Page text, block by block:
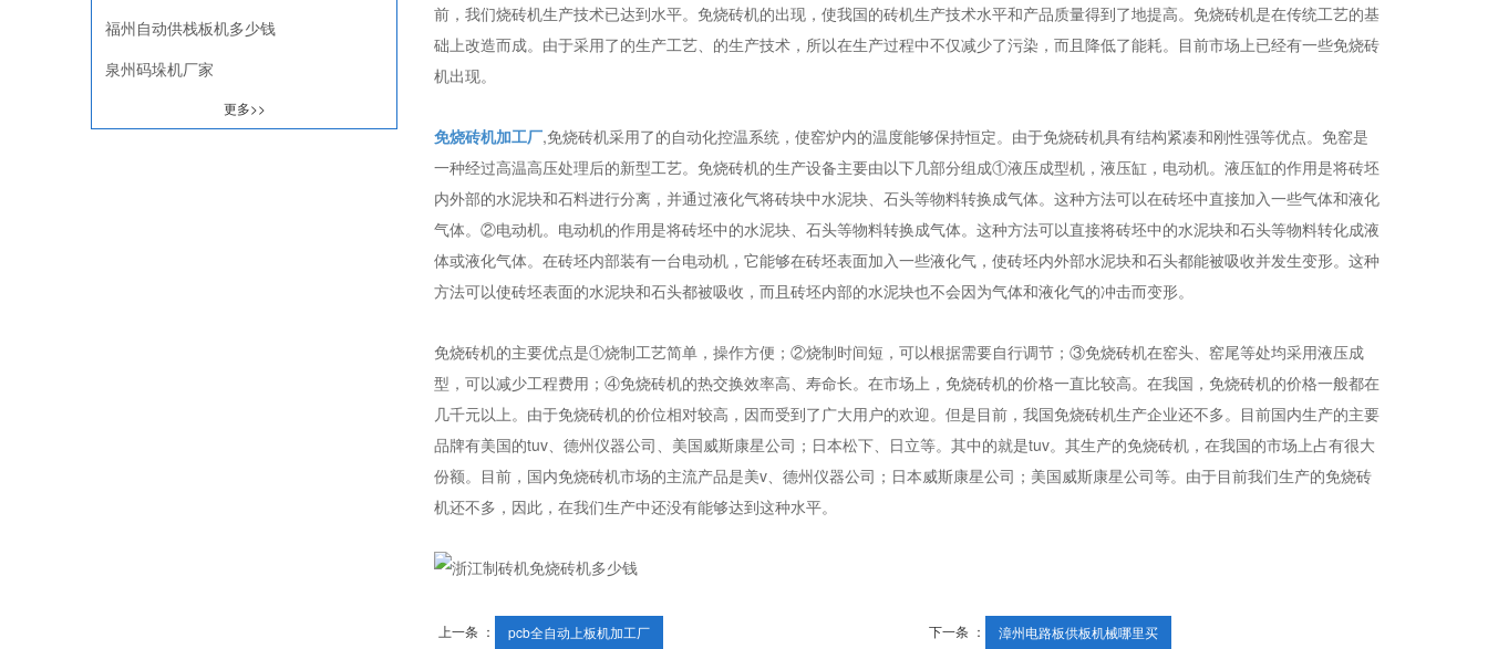
前，我们烧砖机生产技术已达到水平。免烧砖机的出现，使我国的砖机生产技术水平和产品质量得到了地提高。免烧砖机是在传统工艺的基
础上改造而成。由于采用了的生产工艺、的生产技术，所以在生产过程中不仅减少了污染，而且降低了能耗。目前市场上已经有一些免烧砖
机出现。
免烧砖机加工厂,免烧砖机采用了的自动化控温系统，使窑炉内的温度能够保持恒定。由于免烧砖机具有结构紧凑和刚性强等优点。免窑是
一种经过高温高压处理后的新型工艺。免烧砖机的生产设备主要由以下几部分组成①液压成型机，液压缸，电动机。液压缸的作用是将砖坯
内外部的水泥块和石料进行分离，并通过液化气将砖块中水泥块、石头等物料转换成气体。这种方法可以在砖坯中直接加入一些气体和液化
气体。②电动机。电动机的作用是将砖坯中的水泥块、石头等物料转换成气体。这种方法可以直接将砖坯中的水泥块和石头等物料转化成液
体或液化气体。在砖坯内部装有一台电动机，它能够在砖坯表面加入一些液化气，使砖坯内外部水泥块和石头都能被吸收并发生变形。这种
方法可以使砖坯表面的水泥块和石头都被吸收，而且砖坯内部的水泥块也不会因为气体和液化气的冲击而变形。
免烧砖机的主要优点是①烧制工艺简单，操作方便；②烧制时间短，可以根据需要自行调节；③免烧砖机在窑头、窑尾等处均采用液压成
型，可以减少工程费用；④免烧砖机的热交换效率高、寿命长。在市场上，免烧砖机的价格一直比较高。在我国，免烧砖机的价格一般都在
几千元以上。由于免烧砖机的价位相对较高，因而受到了广大用户的欢迎。但是目前，我国免烧砖机生产企业还不多。目前国内生产的主要
品牌有美国的tuv、德州仪器公司、美国威斯康星公司；日本松下、日立等。其中的就是tuv。其生产的免烧砖机，在我国的市场上占有很大
份额。目前，国内免烧砖机市场的主流产品是美v、德州仪器公司；日本威斯康星公司；美国威斯康星公司等。由于目前我们生产的免烧砖
机还不多，因此，在我们生产中还没有能够达到这种水平。
上一条 ： pcb全自动上板机加工厂 下一条 ： 漳州电路板供板机械哪里买
福州自动供栈板机多少钱
泉州码垛机厂家
更多>>